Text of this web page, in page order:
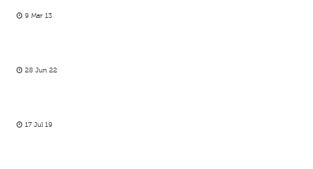
9 Mar 13
28 Jun 22
17 Jul 19